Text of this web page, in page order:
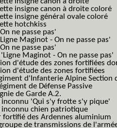
insigne canon à droite coloré
insigne général ovale coloré
hotchkiss
ne passe pas'
Maginot - On ne passe pas'
ne passe pas'
'Ligne Maginot - On ne passe pas'
d'étude des zones fortifiées
d'étude des zones fortifiées
d'Infanterie Alpine Section
de Défense Passive
de Garde A.2.
inconnu 'Qui s'y frotte s'y pique'
inconnu chien patriotique
fortifié des Ardennes aluminium
de transmissions de